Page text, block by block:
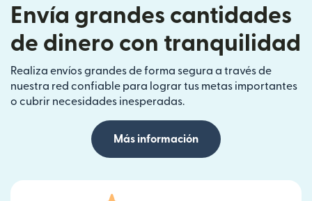
Envía grandes cantidades
de dinero con tranquilidad
Realiza envíos grandes de forma segura a través de
nuestra red confiable para lograr tus metas importantes
o cubrir necesidades inesperadas.
Más información